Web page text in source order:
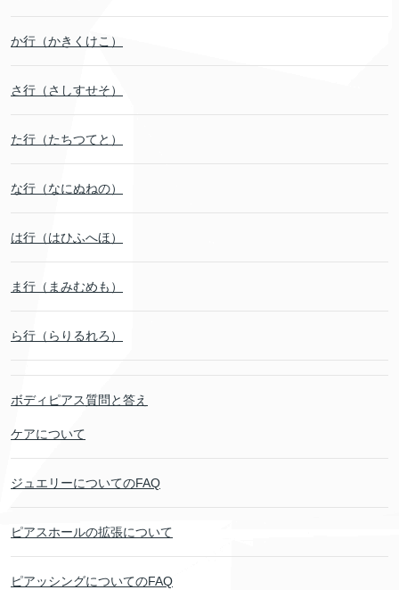
か行（かきくけこ）
さ行（さしすせそ）
た行（たちつてと）
な行（なにぬねの）
は行（はひふへほ）
ま行（まみむめも）
ら行（らりるれろ）
ボディピアス質問と答え
ケアについて
ジュエリーについてのFAQ
ピアスホールの拡張について
ピアッシングについてのFAQ